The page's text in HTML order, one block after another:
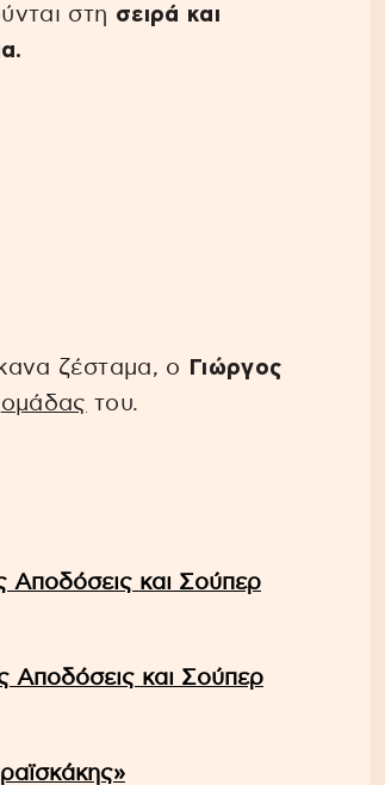
στη σειρά και
ζέσταμα, ο
Γιώργος
ομάδας του.
Αποδόσεις και Σούπερ
Αποδόσεις και Σούπερ